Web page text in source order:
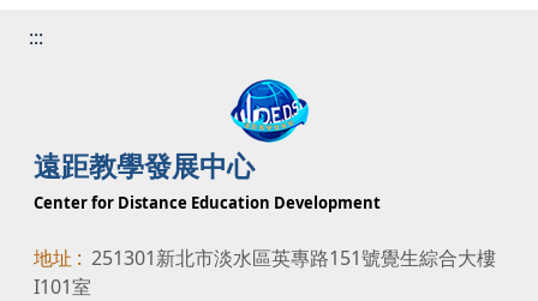
:::
遠距教學發展中心
Center for Distance Education Development
地址 : 251301新北市淡水區英專路151號覺生綜合大樓
I101室